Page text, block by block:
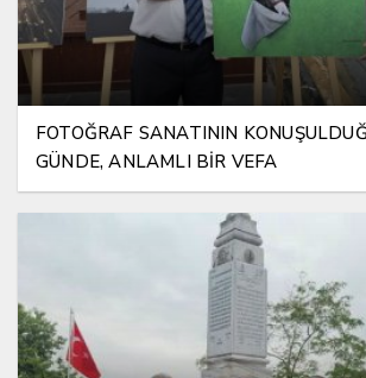
FOTOĞRAF SANATININ
GÜNDE, ANLAMLI BİR VEFA